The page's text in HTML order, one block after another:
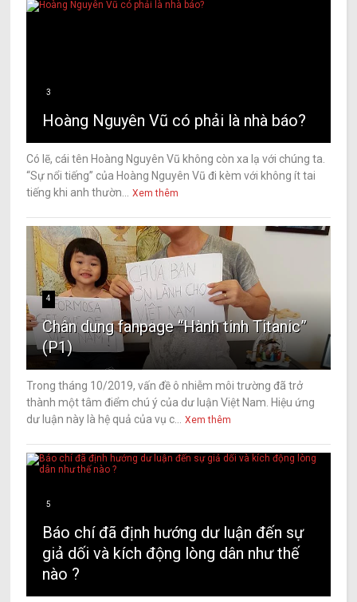
3
Hoàng Nguyên Vũ có phải là nhà báo?
Có lẽ, cái tên Hoàng Nguyên Vũ không còn xa lạ với chúng ta.
“Sự nổi tiếng” của Hoàng Nguyên Vũ đi kèm với không ít tai
tiếng khi anh thườn...
Xem thêm
4
Chân dung fanpage “Hành tinh Titanic”
(P1)
Trong tháng 10/2019, vấn đề ô nhiễm môi trường đã trở
thành một tâm điểm chú ý của dư luận Việt Nam. Hiệu ứng
dư luận này là hệ quả của vụ c...
Xem thêm
5
Báo chí đã định hướng dư luận đến sự
giả dối và kích động lòng dân như thế
nào ?